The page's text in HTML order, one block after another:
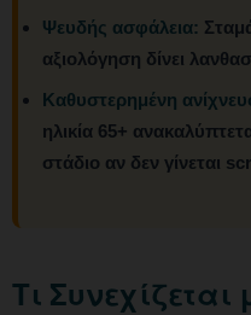
Ψευδής ασφάλεια:
αξιολόγηση δίνει
Καθυστερημένη
ηλικία 65+
στάδιο αν δεν γίνεται
Τι